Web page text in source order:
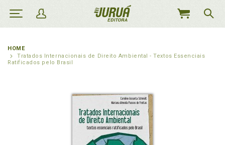
MEU
HOME
Tratados Internacionais de Direito Ambiental - Textos Essenciais
Ratificados pelo Brasil